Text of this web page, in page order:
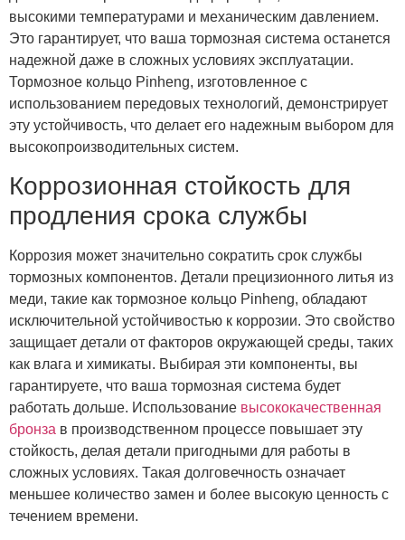
высокими температурами и механическим давлением.
Это гарантирует, что ваша тормозная система останется
надежной даже в сложных условиях эксплуатации.
Тормозное кольцо Pinheng, изготовленное с
использованием передовых технологий, демонстрирует
эту устойчивость, что делает его надежным выбором для
высокопроизводительных систем.
Коррозионная стойкость для
продления срока службы
Коррозия может значительно сократить срок службы
тормозных компонентов. Детали прецизионного литья из
меди, такие как тормозное кольцо Pinheng, обладают
исключительной устойчивостью к коррозии. Это свойство
защищает детали от факторов окружающей среды, таких
как влага и химикаты. Выбирая эти компоненты, вы
гарантируете, что ваша тормозная система будет
работать дольше. Использование высококачественная
бронза в производственном процессе повышает эту
стойкость, делая детали пригодными для работы в
сложных условиях. Такая долговечность означает
меньшее количество замен и более высокую ценность с
течением времени.